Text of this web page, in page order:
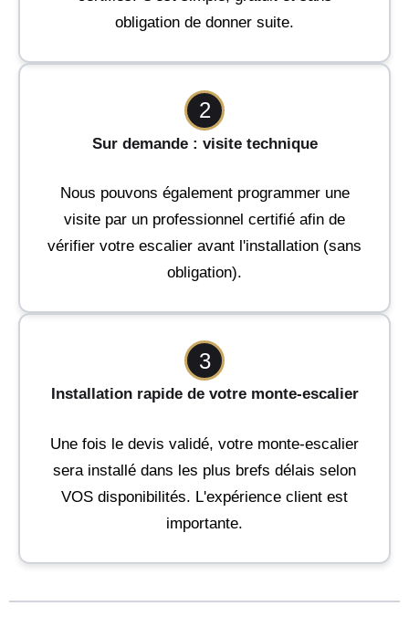
obligation de donner suite.
2
Sur demande : visite technique
Nous pouvons également programmer une
visite par un professionnel certifié afin de
vérifier votre escalier avant l'installation (sans
obligation).
3
Installation rapide de votre monte-escalier
Une fois le devis validé, votre monte-escalier
sera installé dans les plus brefs délais selon
VOS disponibilités. L'expérience client est
importante.